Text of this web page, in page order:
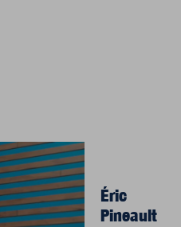
Éric
Pineault